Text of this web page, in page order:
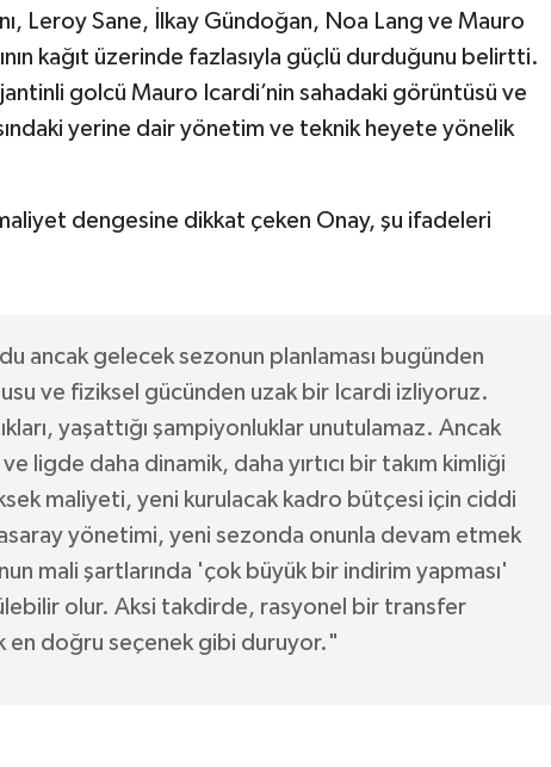
Leroy Sane, İlkay Gündoğan, Noa Lang ve Mauro
kağıt üzerinde fazlasıyla güçlü durduğunu belirtti.
golcü Mauro Icardi’nin sahadaki görüntüsü ve
yerine dair yönetim ve teknik heyete yönelik
dengesine dikkat çeken Onay, şu ifadeleri
ancak gelecek sezonun planlaması bugünden
ve fiziksel gücünden uzak bir Icardi izliyoruz.
yaşattığı şampiyonluklar unutulamaz. Ancak
ligde daha dinamik, daha yırtıcı bir takım kimliği
maliyeti, yeni kurulacak kadro bütçesi için ciddi
yönetimi, yeni sezonda onunla devam etmek
mali şartlarında 'çok büyük bir indirim yapması'
olur. Aksi takdirde, rasyonel bir transfer
en doğru seçenek gibi duruyor."